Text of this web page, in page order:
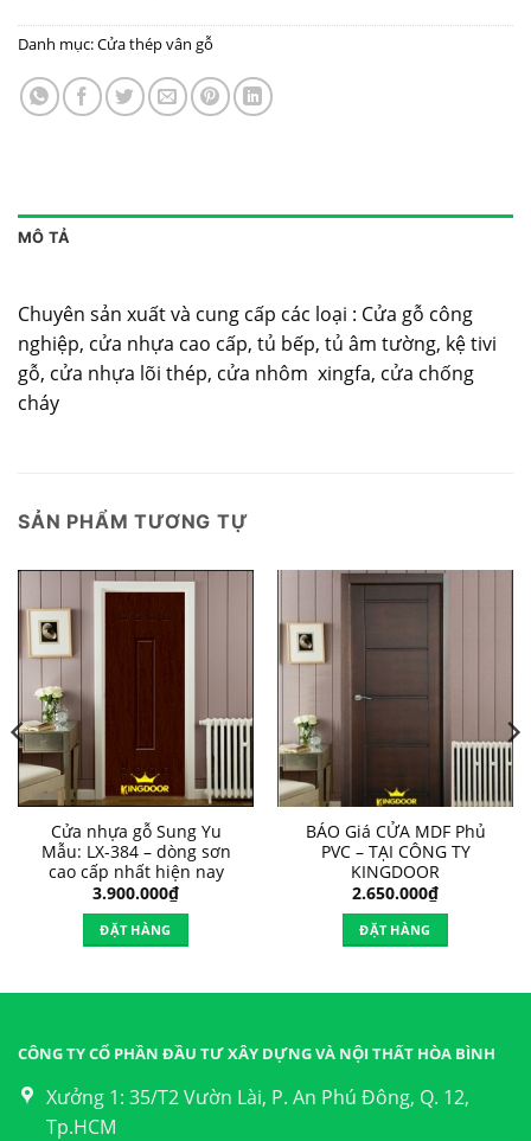
Danh mục:Cửa thép vân gỗ
MÔ TẢ
Chuyên sản xuất và cung cấp các loại : Cửa gỗ công
nghiệp, cửa nhựa cao cấp, tủ bếp, tủ âm tường, kệ tivi
gỗ, cửa nhựa lõi thép, cửa nhôm xingfa, cửa chống
cháy
SẢN PHẨM TƯƠNG TỰ
Cửa nhựa gỗ Sung Yu
Mẫu: LX-384 – dòng sơn
cao cấp nhất hiện nay
3.900.000₫
ĐẶT HÀNG
BÁO Giá CỬA MDF Phủ
PVC – TẠI CÔNG TY
KINGDOOR
2.650.000₫
ĐẶT HÀNG
CÔNG TY CỔ PHẦN ĐẦU TƯ XÂY DỰNG VÀ NỘI THẤT HÒA BÌNH
Xưởng 1: 35/T2 Vườn Lài, P. An Phú Đông, Q. 12,
Tp.HCM